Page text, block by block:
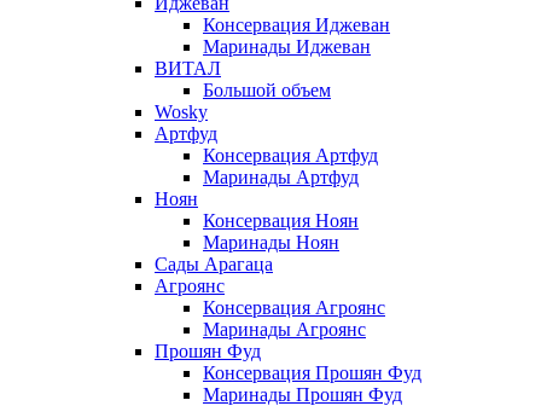
Консервация Иджеван
Маринады Иджеван
ВИТАЛ
Большой объем
Wosky
Артфуд
Консервация Артфуд
Маринады Артфуд
Ноян
Консервация Ноян
Маринады Ноян
Сады Арагаца
Агроянс
Консервация Агроянс
Маринады Агроянс
Прошян Фуд
Консервация Прошян Фуд
Маринады Прошян Фуд